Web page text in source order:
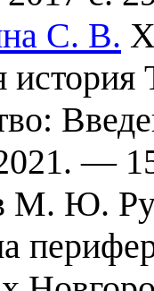
С. В.
:
—
М. Ю.